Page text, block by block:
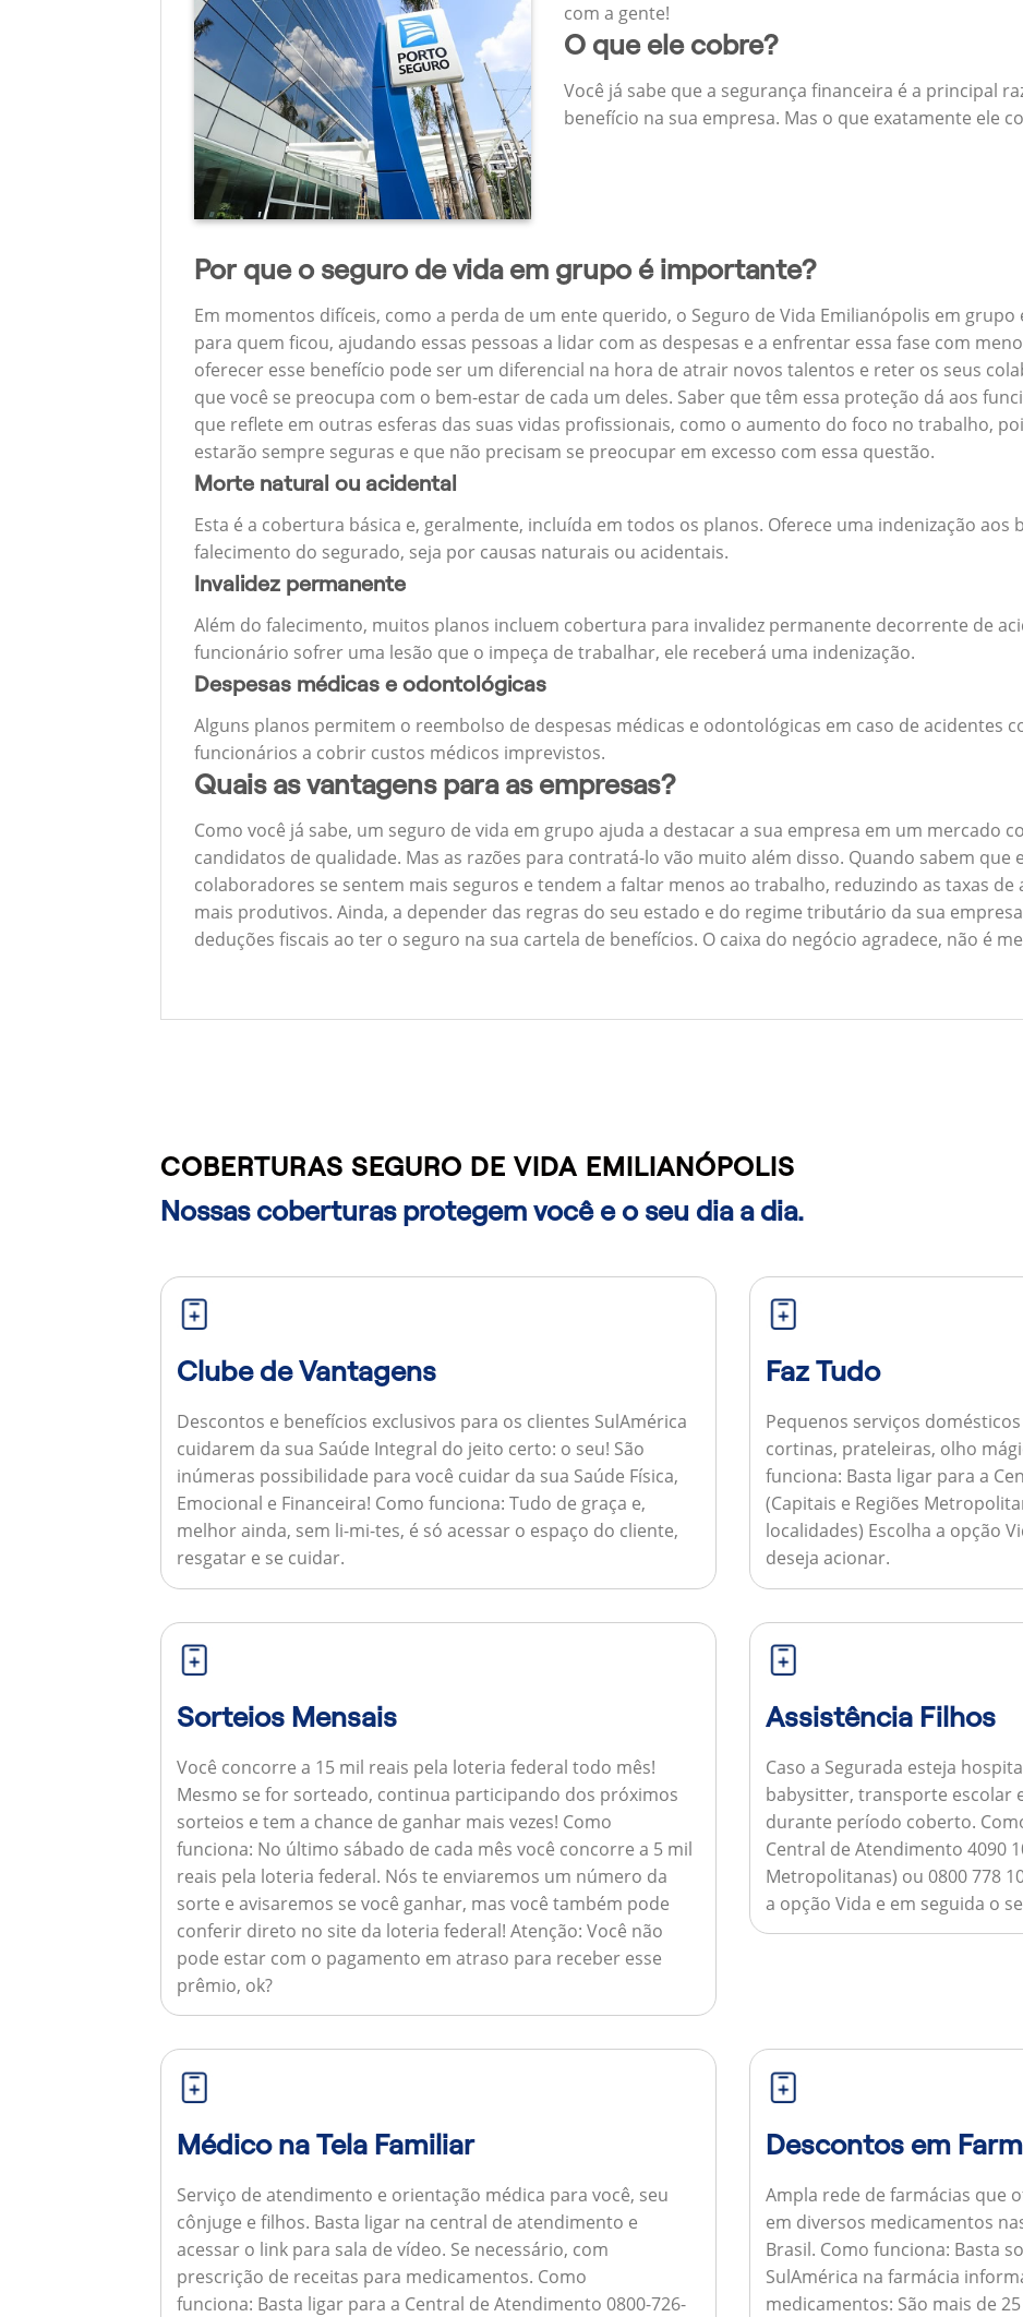
com a gente!
O que ele cobre?
Você já sabe que a segurança financeira é a principal
benefício na sua empresa. Mas o que exatamente ele
Por que o seguro de vida em grupo é importante?
Em momentos difíceis, como a perda de um ente querido, o Seguro de Vida Emilianópolis em
para quem ficou, ajudando essas pessoas a lidar com as despesas e a enfrentar essa fase com
oferecer esse benefício pode ser um diferencial na hora de atrair novos talentos e reter os seus
que você se preocupa com o bem-estar de cada um deles. Saber que têm essa proteção dá aos
que reflete em outras esferas das suas vidas profissionais, como o aumento do foco no trabalho,
estarão sempre seguras e que não precisam se preocupar em excesso com essa questão.
Morte natural ou acidental
Esta é a cobertura básica e, geralmente, incluída em todos os planos. Oferece uma indenização aos
falecimento do segurado, seja por causas naturais ou acidentais.
Invalidez permanente
Além do falecimento, muitos planos incluem cobertura para invalidez permanente decorrente de
funcionário sofrer uma lesão que o impeça de trabalhar, ele receberá uma indenização.
Despesas médicas e odontológicas
Alguns planos permitem o reembolso de despesas médicas e odontológicas em caso de acidentes
funcionários a cobrir custos médicos imprevistos.
Quais as vantagens para as empresas?
Como você já sabe, um seguro de vida em grupo ajuda a destacar a sua empresa em um mercado
candidatos de qualidade. Mas as razões para contratá-lo vão muito além disso. Quando sabem que
colaboradores se sentem mais seguros e tendem a faltar menos ao trabalho, reduzindo as taxas de
mais produtivos. Ainda, a depender das regras do seu estado e do regime tributário da sua
deduções fiscais ao ter o seguro na sua cartela de benefícios. O caixa do negócio agradece, não é
COBERTURAS SEGURO DE VIDA EMILIANÓPOLIS
Nossas coberturas protegem você e o seu dia a dia.
Clube de Vantagens
Descontos e benefícios exclusivos para os clientes SulAmérica
cuidarem da sua Saúde Integral do jeito certo: o seu! São
inúmeras possibilidade para você cuidar da sua Saúde Física,
Emocional e Financeira! Como funciona: Tudo de graça e,
melhor ainda, sem li-mi-tes, é só acessar o espaço do cliente,
resgatar e se cuidar.
Faz Tudo
Pequenos serviços
cortinas, prateleiras, olho
funciona: Basta ligar para a
(Capitais e Regiões
localidades) Escolha a opção
deseja acionar.
Sorteios Mensais
Você concorre a 15 mil reais pela loteria federal todo mês!
Mesmo se for sorteado, continua participando dos próximos
sorteios e tem a chance de ganhar mais vezes! Como
funciona: No último sábado de cada mês você concorre a 5 mil
reais pela loteria federal. Nós te enviaremos um número da
sorte e avisaremos se você ganhar, mas você também pode
conferir direto no site da loteria federal!Atenção: Você não
pode estar com o pagamento em atraso para receber esse
prêmio, ok?
Assistência Filhos
Caso a Segurada esteja
babysitter, transporte escolar
durante período coberto.
Central de Atendimento 4090
Metropolitanas) ou 0800 778
a opção Vida e em seguida o
Médico na Tela Familiar
Serviço de atendimento e orientação médica para você, seu
cônjuge e filhos. Basta ligar na central de atendimento e
acessar o link para sala de vídeo. Se necessário, com
prescrição de receitas para medicamentos. Como
funciona: Basta ligar para a Central de Atendimento 0800-726-
Descontos em
Ampla rede de farmácias que
em diversos medicamentos
Brasil. Como funciona: Basta
SulAmérica na farmácia
medicamentos: São mais de